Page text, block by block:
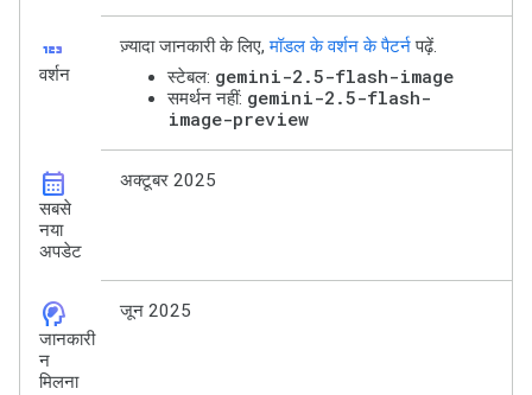
123
वर्शन
ज़्यादा जानकारी के लिए,मॉडल के वर्शन के पैटर्नपढ़ें.
स्टेबल: gemini-2.5-flash-image
समर्थन नहीं: gemini-2.5-flash-
image-preview
calendar_month
सबसे
नया
अपडेट
अक्टूबर 2025
cognition_2
जानकारी
न
मिलना
जून 2025